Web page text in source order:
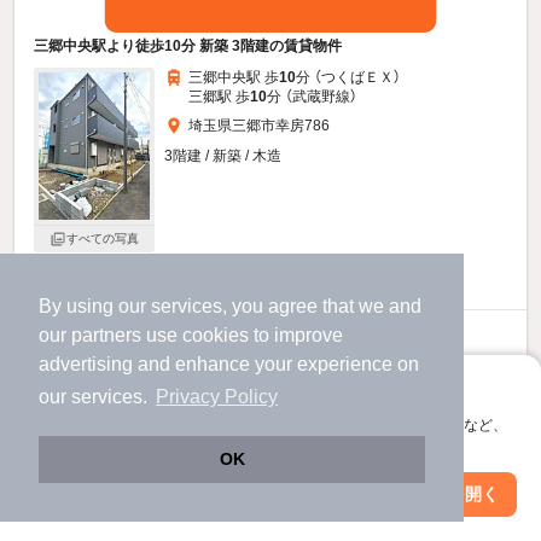
By using our services, you agree that we and
our partners use cookies to improve
advertising and enhance your experience on
our services.
Privacy Policy
OK
アプリに切り替えて、サクサクお部屋探し
会員登録なしですぐ使える。マップ検索やお気に入り保存など、
アプリを開く
三郷中央駅より徒歩10分 新築 3階建の賃貸物件
すべての写真
三郷中央駅 歩10分 （つくばＥＸ）
三郷駅 歩10分 （武蔵野線）
埼玉県三郷市幸房786
3階建 / 新築 / 木造
6.2万円
（管理費3,000円）
敷 不要 礼 不要
1階 / 1K / 20.0㎡
お問い合わせ（無料）
絞り込み条件を変更